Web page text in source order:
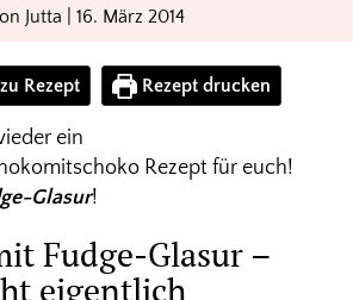
Jutta 16. März 2014
Rezept Rezept drucken
ein
Rezept für euch!
Glasur!
Fudge-Glasur –
eigentlich